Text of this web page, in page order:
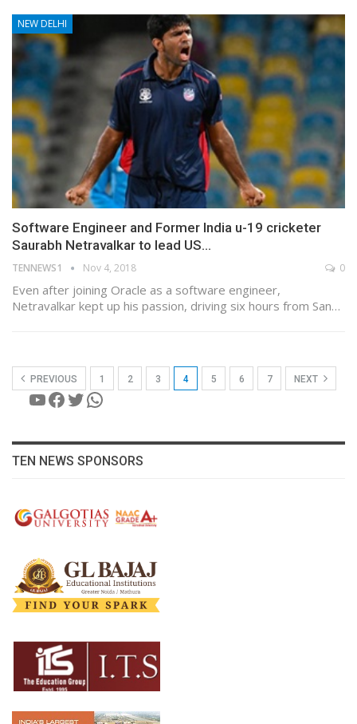
NEW DELHI
Software Engineer and Former India u-19 cricketer
Saurabh Netravalkar to lead US…
TENNEWS1 Nov 4, 2018 0
Even after joining Oracle as a software engineer,
Netravalkar kept up his passion, driving six hours from San…
PREVIOUS 1 2 3 4 5 6 7 NEXT
YouTube
Facebook
Twitter
WhatsApp
TEN NEWS SPONSORS